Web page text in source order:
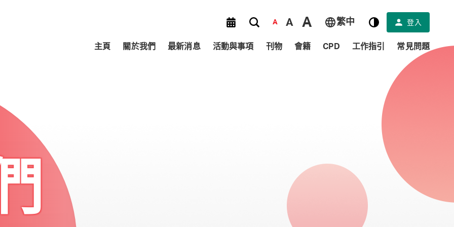
A A A 繁中 登入
主頁 關於我們 最新消息 活動與事項 刊物 會籍 CPD 工作指引 常見問題